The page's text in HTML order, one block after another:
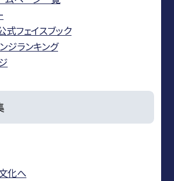
フェイスブック
ジランキング
化へ